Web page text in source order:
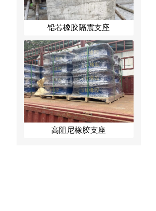
铅芯橡胶隔震支座
高阻尼橡胶支座